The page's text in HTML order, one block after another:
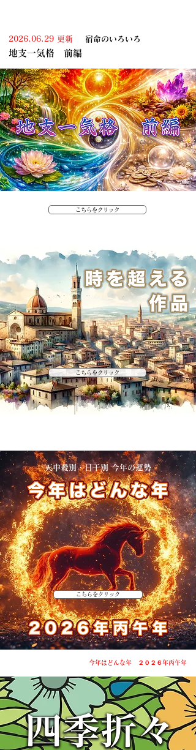
2026.06.29 更新 宿命のいろいろ
地支一気格 前編
こちらをクリック
こちらをクリック
天中殺別・日干別 今年の運勢
こちらをクリック
今年はどんな年 ２０２６年丙午年